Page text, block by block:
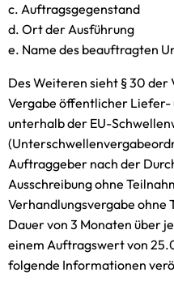
c. Auftragsgegenstand
d. Ort der Ausführung
e. Name des beauftragten
Des Weiteren sieht § 30
Vergabe öffentlicher Liefer-
unterhalb der EU-
Auftraggeber nach der
Ausschreibung ohne
Verhandlungsvergabe
Dauer von 3 Monaten über
einem Auftragswert von
folgende Informationen